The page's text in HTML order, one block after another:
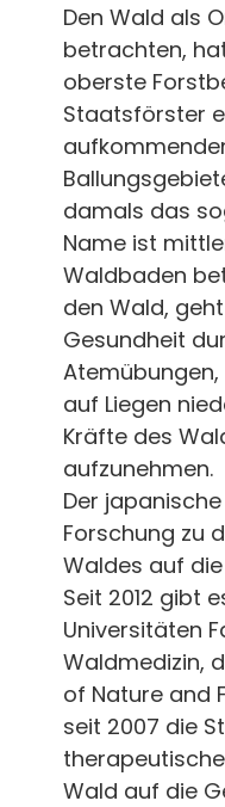
Den Wald als
betrachten,
oberste
Staatsförster
damals das
Name ist
Waldbaden
den Wald,
Gesundheit
auf Liegen
Kräfte des
aufzunehmen.
Der
Forschung zu
Waldes auf
Seit 2012 gibt
Universitäten
Waldmedizin,
of Nature and
seit 2007 die
Wald auf die